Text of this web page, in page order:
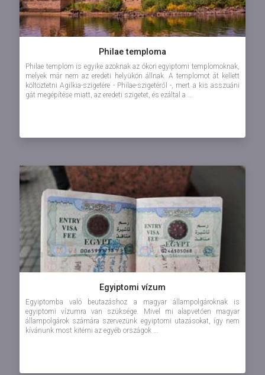
Philae temploma
Philae templom is egyike azoknak az ókori egyiptomi templomoknak,
melyek már nem az eredeti helyükön állnak. A templomot át kellett
költöztetni Agilkia-szigetére - Philae-szigetéről -, mert a kis asszuáni
gát megépítése miatt, az eredeti szigetet, és ezáltal a ...
Egyiptomi vízum
Egyiptomba való beutazáshoz a magyar állampolgároknak is
egyiptomi vízumra van szüksége. Mivel mi alapvetően magyar
állampolgárok számára szervezünk egyiptomi utazásokat, így nem
kívánunk most kitérni az egyéb országok ...